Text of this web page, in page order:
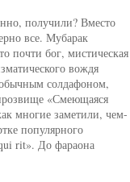
получили? Вместо
все. Мубарак
почти бог, мистическая
вождя
солдафоном,
«Смеющаяся
многие заметили, чем-
популярного
rit». До фараона